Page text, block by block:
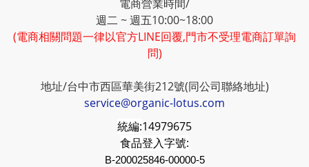
電商營業時間/
週二 ~ 週五10:00~18:00
(電商相關問題一律以官方LINE回覆,門市不受理電商訂單詢
問)
地址/台中市西區華美街212號(同公司聯絡地址)
service@organic-lotus.com
統編:14979675
食品登入字號:
B-200025846-00000-5